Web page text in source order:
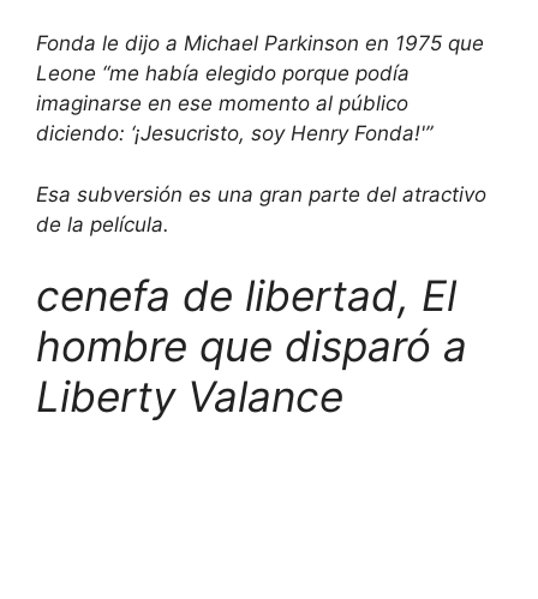
Fonda le dijo a Michael Parkinson en 1975 que
Leone “me había elegido porque podía
imaginarse en ese momento al público
diciendo: ‘¡Jesucristo, soy Henry Fonda!'”
Esa subversión es una gran parte del atractivo
de la película.
cenefa de libertad, El
hombre que disparó a
Liberty Valance